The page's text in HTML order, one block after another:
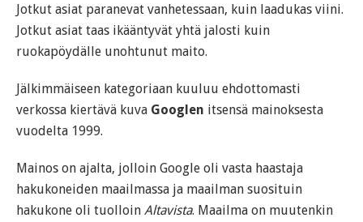
Jotkut asiat paranevat vanhetessaan, kuin laadukas viini.
Jotkut asiat taas ikääntyvät yhtä jalosti kuin
ruokapöydälle unohtunut maito.
Jälkimmäiseen kategoriaan kuuluu ehdottomasti
verkossa kiertävä kuva Googlen itsensä mainoksesta
vuodelta 1999.
Mainos on ajalta, jolloin Google oli vasta haastaja
hakukoneiden maailmassa ja maailman suosituin
hakukone oli tuolloin Altavista. Maailma on muutenkin